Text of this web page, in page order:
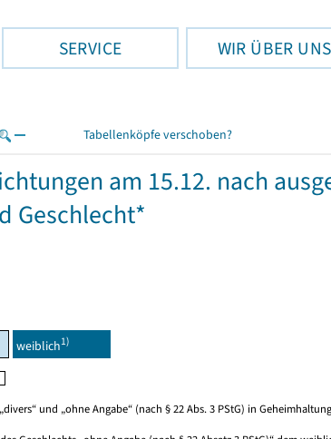
SERVICE WIR ÜBER UNS
Tabellenköpfe verschoben?
am 15.12. nach
Geschlecht*
weiblich1)
und „ohne Angabe“ (nach § 22 Abs. 3 PStG) in